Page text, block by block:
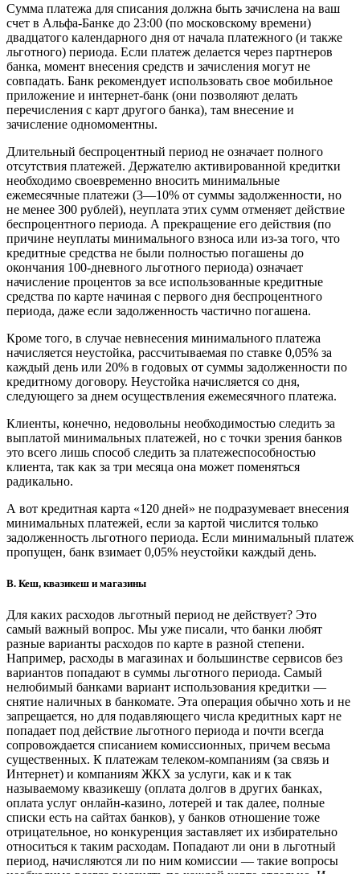
Сумма платежа для списания должна быть зачислена на ваш
счет в Альфа-Банке до 23:00 (по московскому времени)
двадцатого календарного дня от начала платежного (и также
льготного) периода. Если платеж делается через партнеров
банка, момент внесения средств и зачисления могут не
совпадать. Банк рекомендует использовать свое мобильное
приложение и интернет-банк (они позволяют делать
перечисления с карт другого банка), там внесение и
зачисление одномоментны.
Длительный беспроцентный период не означает полного
отсутствия платежей. Держателю активированной кредитки
необходимо своевременно вносить минимальные
ежемесячные платежи (3—10% от суммы задолженности, но
не менее 300 рублей), неуплата этих сумм отменяет действие
беспроцентного периода. А прекращение его действия (по
причине неуплаты минимального взноса или из-за того, что
кредитные средства не были полностью погашены до
окончания 100-дневного льготного периода) означает
начисление процентов за все использованные кредитные
средства по карте начиная с первого дня беспроцентного
периода, даже если задолженность частично погашена.
Кроме того, в случае невнесения минимального платежа
начисляется неустойка, рассчитываемая по ставке 0,05% за
каждый день или 20% в годовых от суммы задолженности по
кредитному договору. Неустойка начисляется со дня,
следующего за днем осуществления ежемесячного платежа.
Клиенты, конечно, недовольны необходимостью следить за
выплатой минимальных платежей, но с точки зрения банков
это всего лишь способ следить за платежеспособностью
клиента, так как за три месяца она может поменяться
радикально.
А вот кредитная карта «120 дней» не подразумевает внесения
минимальных платежей, если за картой числится только
задолженность льготного периода. Если минимальный платеж
пропущен, банк взимает 0,05% неустойки каждый день.
В. Кеш, квазикеш и магазины
Для каких расходов льготный период не действует? Это
самый важный вопрос. Мы уже писали, что банки любят
разные варианты расходов по карте в разной степени.
Например, расходы в магазинах и большинстве сервисов без
вариантов попадают в суммы льготного периода. Самый
нелюбимый банками вариант использования кредитки —
снятие наличных в банкомате. Эта операция обычно хоть и не
запрещается, но для подавляющего числа кредитных карт не
попадает под действие льготного периода и почти всегда
сопровождается списанием комиссионных, причем весьма
существенных. К платежам телеком-компаниям (за связь и
Интернет) и компаниям ЖКХ за услуги, как и к так
называемому квазикешу (оплата долгов в других банках,
оплата услуг онлайн-казино, лотерей и так далее, полные
списки есть на сайтах банков), у банков отношение тоже
отрицательное, но конкуренция заставляет их избирательно
относиться к таким расходам. Попадают ли они в льготный
период, начисляются ли по ним комиссии — такие вопросы